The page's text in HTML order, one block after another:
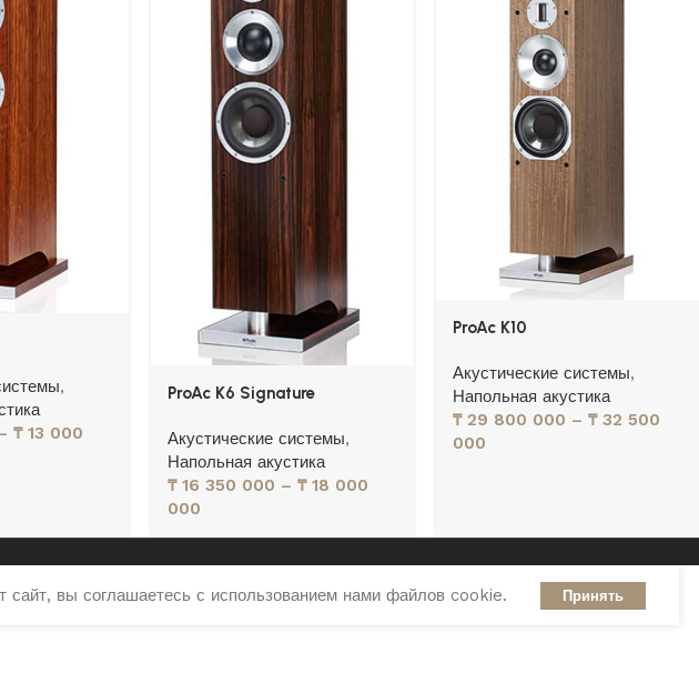
,
₸13 000
ProAc K6 Signature
Акустические системы,
Напольная акустика
₸16 350 000 – ₸18 000
000
ProAc K10
Акустические системы,
Напольная акустика
₸29 800 000 – ₸32 500
000
вы соглашаетесь с использованием нами файлов cookie. Принять